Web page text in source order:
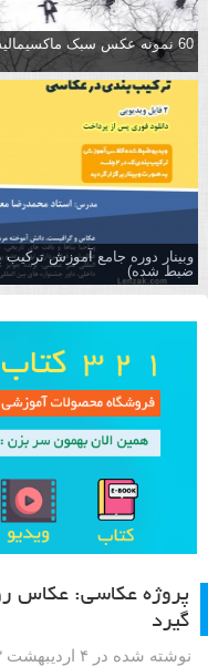
60 نمونه عکس سبک ماکسیمالیسم
وبینار دوره جامع آموزش
ضبط شده)
پروژه عکاسی: عکاس
گیرد
نوشته شده در ۴ اردیبهشت ۱۳۹۳